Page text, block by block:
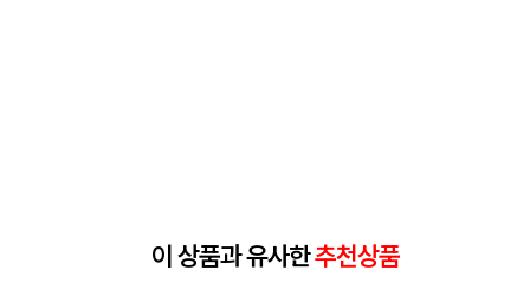
이 상품과 유사한추천상품